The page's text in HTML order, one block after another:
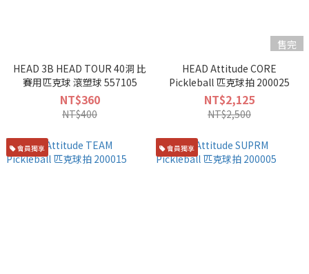
HEAD 3B HEAD TOUR 40洞 比
賽用匹克球 滾塑球 557105
NT$360
NT$400
售完
HEAD Attitude CORE
Pickleball 匹克球拍 200025
NT$2,125
NT$2,500
會員獨享 會員獨享